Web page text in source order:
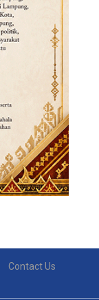
Contact Us